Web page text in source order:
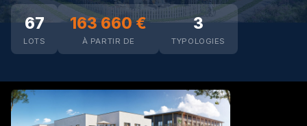
67
LOTS
163 660 €
À PARTIR DE
3
TYPOLOGIES